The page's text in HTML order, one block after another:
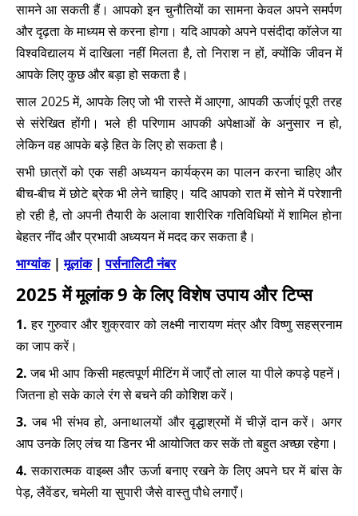
सामने आ सकती हैं। आपको इन चुनौतियों का सामना केवल अपने समर्पण
और दृढ़ता के माध्यम से करना होगा। यदि आपको अपने पसंदीदा कॉलेज या
विश्वविद्यालय में दाखिला नहीं मिलता है, तो निराश न हों, क्योंकि जीवन में
आपके लिए कुछ और बड़ा हो सकता है।
साल 2025 में, आपके लिए जो भी रास्ते में आएगा, आपकी ऊर्जाएं पूरी तरह
से संरेखित होंगी। भले ही परिणाम आपकी अपेक्षाओं के अनुसार न हो,
लेकिन वह आपके बड़े हित के लिए हो सकता है।
सभी छात्रों को एक सही अध्ययन कार्यक्रम का पालन करना चाहिए और
बीच-बीच में छोटे ब्रेक भी लेने चाहिए। यदि आपको रात में सोने में परेशानी
हो रही है, तो अपनी तैयारी के अलावा शारीरिक गतिविधियों में शामिल होना
बेहतर नींद और प्रभावी अध्ययन में मदद कर सकता है।
भाग्यांक|मूलांक|पर्सनालिटी नंबर
2025 में मूलांक 9 के लिए विशेष उपाय और टिप्स
1. हर गुरुवार और शुक्रवार को लक्ष्मी नारायण मंत्र और विष्णु सहस्रनाम
का जाप करें।
2.जब भी आप किसी महत्वपूर्ण मीटिंग में जाएँ तो लाल या पीले कपड़े पहनें।
जितना हो सके काले रंग से बचने की कोशिश करें।
3. जब भी संभव हो, अनाथालयों और वृद्धाश्रमों में चीज़ें दान करें। अगर
आप उनके लिए लंच या डिनर भी आयोजित कर सकें तो बहुत अच्छा रहेगा।
4. सकारात्मक वाइब्स और ऊर्जा बनाए रखने के लिए अपने घर में बांस के
पेड़, लैवेंडर, चमेली या सुपारी जैसे वास्तु पौधे लगाएँ।